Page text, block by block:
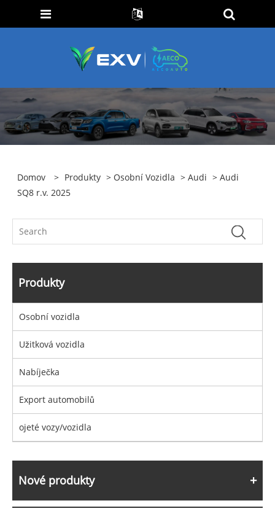
Domov > Produkty > Osobní Vozidla >Audi > Audi
SQ8 r.v. 2025
Produkty
Osobní vozidla
Užitková vozidla
Nabíječka
Export automobilů
ojeté vozy/vozidla
Nové produkty